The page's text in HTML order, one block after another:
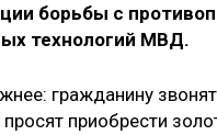
борьбы с
технологий МВД.
гражданину
приобрeсти